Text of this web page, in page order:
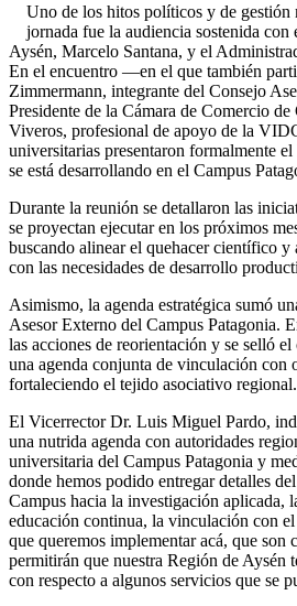
Uno de los hitos políticos y de gestión
jornada fue la audiencia sostenida
Aysén, Marcelo Santana, y el
En el encuentro —en el que también
Zimmermann, integrante del Consejo
Presidente de la Cámara de Comercio
Viveros, profesional de apoyo de la
universitarias presentaron formalmente
se está desarrollando en el Campus
Durante la reunión se detallaron las
se proyectan ejecutar en los próximos
buscando alinear el quehacer científico
con las necesidades de desarrollo
Asimismo, la agenda estratégica sumó
Asesor Externo del Campus Patagonia.
las acciones de reorientación y se selló
una agenda conjunta de vinculación con
fortaleciendo el tejido asociativo regional.
El Vicerrector Dr. Luis Miguel Pardo,
una nutrida agenda con autoridades
universitaria del Campus Patagonia y
donde hemos podido entregar detalles
Campus hacia la investigación aplicada,
educación continua, la vinculación con
que queremos implementar acá, que son
permitirán que nuestra Región de Aysén
con respecto a algunos servicios que se